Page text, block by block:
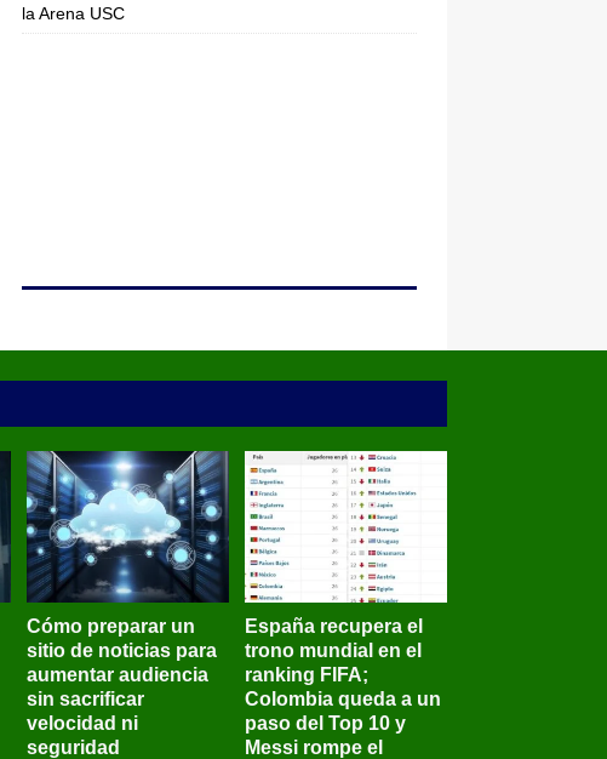
la Arena USC
Cómo preparar un
sitio de noticias para
aumentar audiencia
sin sacrificar
velocidad ni
seguridad
España recupera el
trono mundial en el
ranking FIFA;
Colombia queda a un
paso del Top 10 y
Messi rompe el